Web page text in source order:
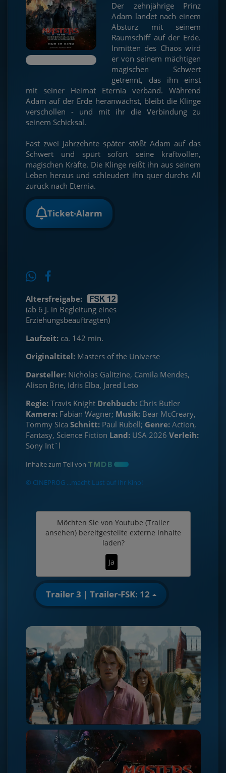
Der zehnjährige Prinz
Adam landet nach einem
Absturz mit seinem
Raumschiff auf der Erde.
Inmitten des Chaos wird
er von seinem mächtigen
magischen Schwert
getrennt, das ihn einst
mit seiner Heimat Eternia verband. Während
Adam auf der Erde heranwächst, bleibt die Klinge
verschollen - und mit ihr die Verbindung zu
seinem Schicksal.
Fast zwei Jahrzehnte später stößt Adam auf das
Schwert und spürt sofort seine kraftvollen,
magischen Kräfte. Die Klinge reißt ihn aus seinem
Leben heraus und schleudert ihn quer durchs All
zurück nach Eternia.
Ticket-Alarm
Altersfreigabe:
(ab 6 J. in Begleitung eines
Erziehungsbeauftragten)
Laufzeit: ca. 142 min.
Originaltitel: Masters of the Universe
Darsteller: Nicholas Galitzine, Camila Mendes,
Alison Brie, Idris Elba, Jared Leto
Regie: Travis Knight Drehbuch: Chris Butler
Kamera: Fabian Wagner; Musik: Bear McCreary,
Tommy Sica Schnitt: Paul Rubell; Genre: Action,
Fantasy, Science Fiction Land: USA 2026 Verleih:
Sony Int´l
Inhalte zum Teil von
© CINEPROG ...macht Lust auf Ihr Kino!
Möchten Sie von Youtube (Trailer
ansehen) bereitgestellte externe Inhalte
laden?
Ja
Trailer 3 | Trailer-FSK: 12